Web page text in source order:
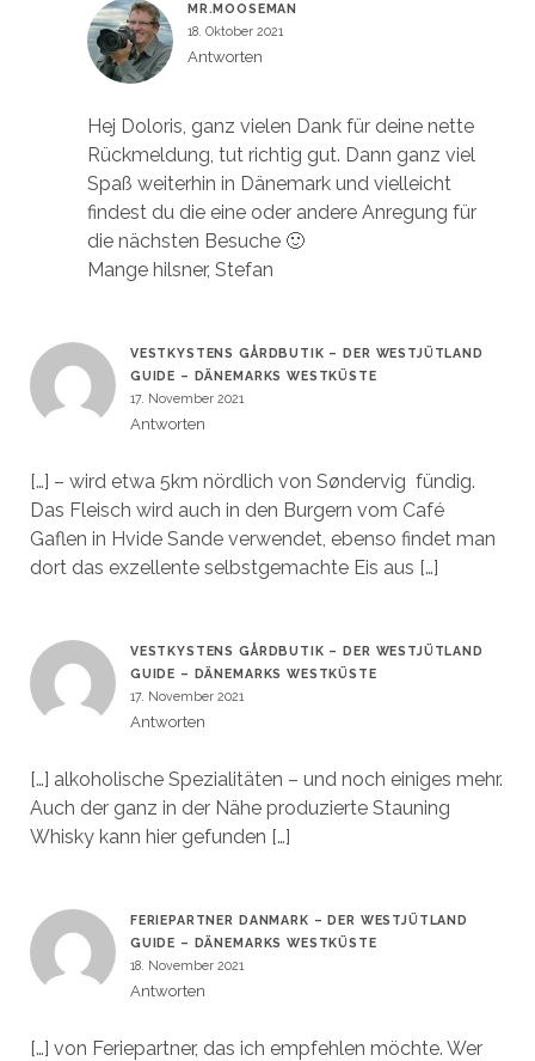
MR.MOOSEMAN
18. Oktober 2021
Antworten
Hej Doloris, ganz vielen Dank für deine nette
Rückmeldung, tut richtig gut. Dann ganz viel
Spaß weiterhin in Dänemark und vielleicht
findest du die eine oder andere Anregung für
die nächsten Besuche 🙂
Mange hilsner, Stefan
VESTKYSTENS GÅRDBUTIK – DER WESTJÜTLAND
GUIDE – DÄNEMARKS WESTKÜSTE
17. November 2021
Antworten
[…] – wird etwa 5km nördlich von Søndervig fündig.
Das Fleisch wird auch in den Burgern vom Café
Gaflen in Hvide Sande verwendet, ebenso findet man
dort das exzellente selbstgemachte Eis aus […]
VESTKYSTENS GÅRDBUTIK – DER WESTJÜTLAND
GUIDE – DÄNEMARKS WESTKÜSTE
17. November 2021
Antworten
[…] alkoholische Spezialitäten – und noch einiges mehr.
Auch der ganz in der Nähe produzierte Stauning
Whisky kann hier gefunden […]
FERIEPARTNER DANMARK – DER WESTJÜTLAND
GUIDE – DÄNEMARKS WESTKÜSTE
18. November 2021
Antworten
[…] von Feriepartner, das ich empfehlen möchte. Wer